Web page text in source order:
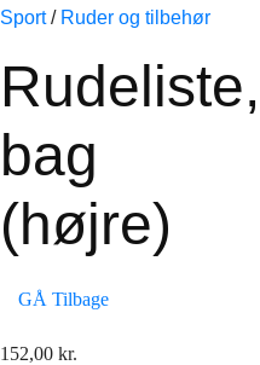
Sport / Ruder og tilbehør
Rudeliste,
bag
(højre)
GÅ Tilbage
152,00 kr.